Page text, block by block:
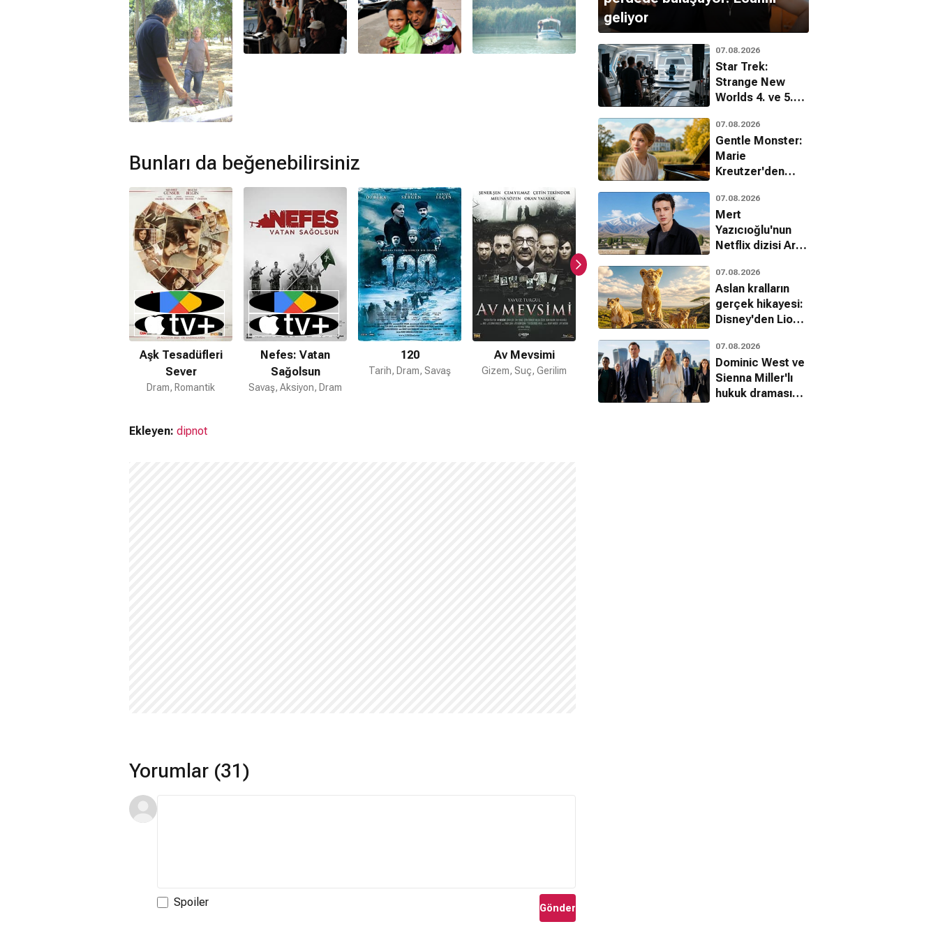
Denizden Gelen filmi müzikleriErdal Güney ,Kemal Sahir Gürel,Hüseyin Yıldız,Ayşe Önder,
İrşad Aydıntarafından hazırlanmıştır.
Denizden Gelen devam filmi var mı?
Hayır. Denizden Gelen için devam filmi bulunmamaktadır.
Bunları da beğenebilirsiniz
Aşk Tesadüfleri
Sever
Dram, Romantik
Nefes: Vatan
Sağolsun
Savaş, Aksiyon, Dram
120
Tarih, Dram, Savaş
Av Mevsimi
Gizem, Suç, Gerilim
İncir Reçeli
Romantik, Dram
Issız Adam
Romantik, Dram
Ekleyen: dipnot
Yorumlar (31)
Spoiler Gönder
geliyor
07.08.2026
Star Trek:
Strange New
Worlds 4. ve 5.
tüm hızıyla
sürüyor
07.08.2026
Gentle Monster:
Marie
Kreutzer'den
üzerine çarpıcı
bir dram
07.08.2026
Mert
Yazıcıoğlu'nun
Netflix dizisi Aras
gelişme
07.08.2026
Aslan kralların
gerçek hikayesi:
Disney'den Lion
07.08.2026
Dominic West ve
Sienna Miller'lı
hukuk draması